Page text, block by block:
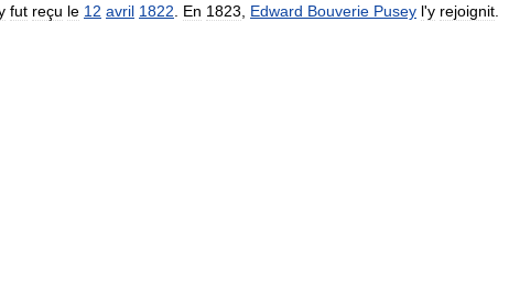
fut reçu le 12 avril 1822 En 1823 Edward Bouverie Pusey l'y rejoignit